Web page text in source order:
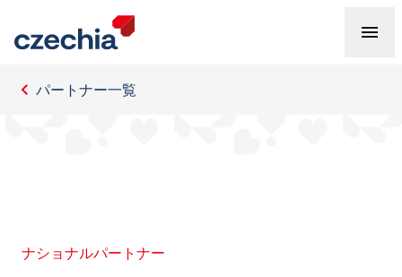
パートナー一覧
ナショナルパートナー